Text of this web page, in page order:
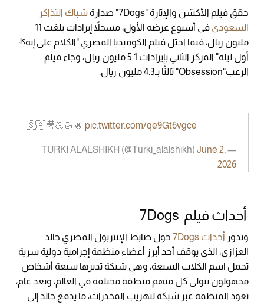
حقق فيلم الأكشن والإثارة "7Dogs" صدارة
شباك التذاكر
السعودي
في أسبوع عرضه الأول، مسجلاً إيرادات بلغت 11
مليون ريال، فيما احتل فيلم الكوميديا المصري "الكلام على إيه؟!:
أول ليلة" المركز الثاني بإيرادات 5.1 مليون ريال، وجاء فيلم
الرعب"Obsession" ثالثًا بـ4.3 مليون ريال.
🇸🇦🎥💪🏻🔥 pic.twitter.com/qe9Gt6vgce
— TURKI ALALSHIKH (@Turki_alalshikh)
June 2,
2026
أحداث فيلم 7Dogs
وتدور أحداث 7Dogs
حول ضابط الإنتربول المصري خالد
العزازي، الذي يوقف أحد أبرز أعضاء منظمة إجرامية دولية سرية
تحمل اسم الكلاب السبعة، وهي شبكة تديرها سبعة أشخاص
مجهولون يتولى كل منهم منطقة مختلفة في العالم، وبعد عام،
تعود المنظمة عبر شبكة لتهريب المخدرات، ما يدفع خالد إلى